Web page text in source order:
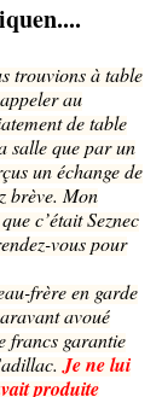
trouvions à table
au
de table
salle que par un
un échange de
brève. Mon
c’était Seznec
vous pour
frère en garde
avoué
francs garantie
Je ne lui
produite